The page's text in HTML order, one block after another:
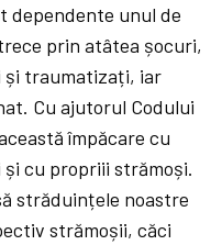
dependente unul de
prin atâtea șocuri,
și traumatizați, iar
Cu ajutorul Codului
împăcare cu
cu propriii strămoși.
străduințele noastre
strămoșii, căci